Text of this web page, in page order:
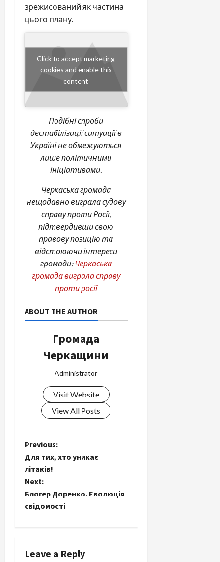
зрежисований як частина
цього плану.
Click to accept marketing
cookies and enable this
content
Подібні спроби
дестабілізації ситуації в
Україні не обмежуються
лише політичними
ініціативами.
Черкаська громада
нещодавно виграла судову
справу проти Росії,
підтвердивши свою
правову позицію та
відстоюючи інтереси
громади: Черкаська
громада виграла справу
проти росії
ABOUT THE AUTHOR
Громада
Черкащини
Administrator
Visit Website
View All Posts
P
o
s
t
a
Previous:
Для тих, хто уникає
літаків!
Next:
Блогер Доренко. Еволюція
свідомості
Leave a Reply